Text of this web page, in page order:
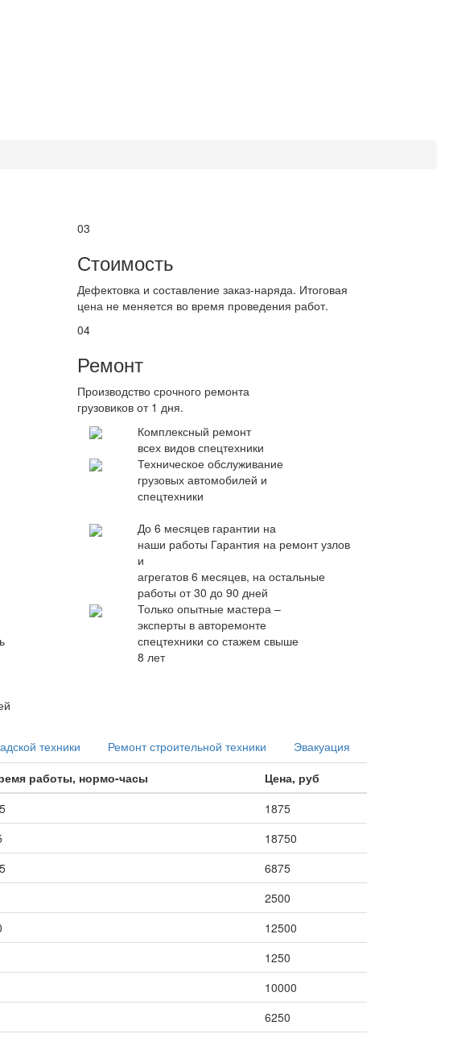
03
Стоимость
Дефектовка и составление заказ-наряда. Итоговая
цена не меняется во время проведения работ.
04
Ремонт
Производство срочного ремонта
грузовиков от 1 дня.
Комплексный ремонт
всех видов спецтехники
Техническое обслуживание
грузовых автомобилей и
спецтехники
До 6 месяцев гарантии на
наши работы Гарантия на ремонт узлов
и
агрегатов 6 месяцев, на остальные
работы от 30 до 90 дней
Только опытные мастера –
эксперты в авторемонте
спецтехники со стажем свыше
8 лет
техники Ремонт строительной техники
Эвакуация
работы, нормо-часы
Цена, руб
1875
18750
6875
2500
12500
1250
10000
6250